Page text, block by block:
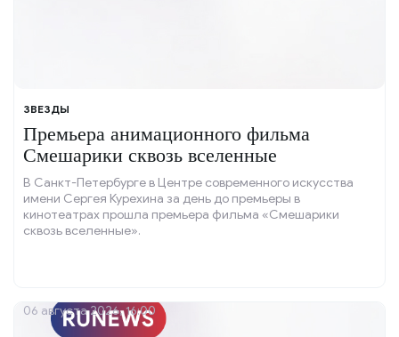
ЗВЕЗДЫ
Премьера анимационного фильма
Смешарики сквозь вселенные
В Санкт-Петербурге в Центре современного искусства
имени Сергея Курехина за день до премьеры в
кинотеатрах прошла премьера фильма «Смешарики
сквозь вселенные».
06 августа 2026, 16:00